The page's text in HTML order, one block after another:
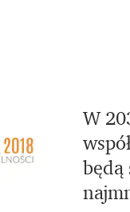
W
będą